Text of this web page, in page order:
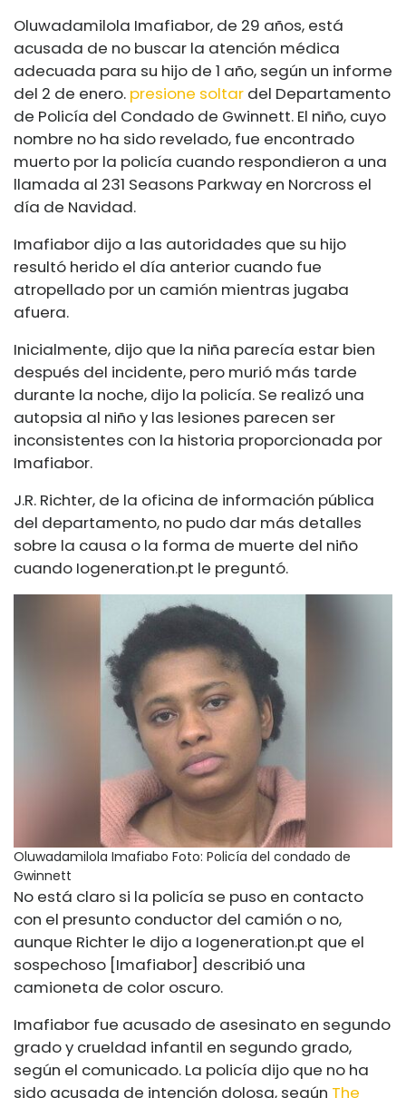
Oluwadamilola Imafiabor, de 29 años, está
acusada de no buscar la atención médica
adecuada para su hijo de 1 año, según un informe
del 2 de enero. presione soltar del Departamento
de Policía del Condado de Gwinnett. El niño, cuyo
nombre no ha sido revelado, fue encontrado
muerto por la policía cuando respondieron a una
llamada al 231 Seasons Parkway en Norcross el
día de Navidad.
Imafiabor dijo a las autoridades que su hijo
resultó herido el día anterior cuando fue
atropellado por un camión mientras jugaba
afuera.
Inicialmente, dijo que la niña parecía estar bien
después del incidente, pero murió más tarde
durante la noche, dijo la policía. Se realizó una
autopsia al niño y las lesiones parecen ser
inconsistentes con la historia proporcionada por
Imafiabor.
J.R. Richter, de la oficina de información pública
del departamento, no pudo dar más detalles
sobre la causa o la forma de muerte del niño
cuando Iogeneration.pt le preguntó.
Oluwadamilola Imafiabo Foto: Policía del condado de
Gwinnett
No está claro si la policía se puso en contacto
con el presunto conductor del camión o no,
aunque Richter le dijo a Iogeneration.pt que el
sospechoso [Imafiabor] describió una
camioneta de color oscuro.
Imafiabor fue acusado de asesinato en segundo
grado y crueldad infantil en segundo grado,
según el comunicado. La policía dijo que no ha
sido acusada de intención dolosa, según The